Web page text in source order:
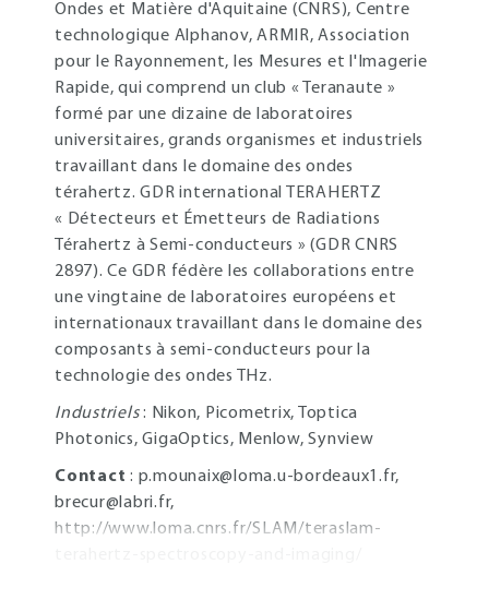
Ondes et Matière d'Aquitaine (CNRS), Centre
technologique Alphanov, ARMIR, Association
pour le Rayonnement, les Mesures et l'Imagerie
Rapide, qui comprend un club « Teranaute »
formé par une dizaine de laboratoires
universitaires, grands organismes et industriels
travaillant dans le domaine des ondes
térahertz. GDR international TERAHERTZ
« Détecteurs et Émetteurs de Radiations
Térahertz à Semi-conducteurs » (GDR CNRS
2897). Ce GDR fédère les collaborations entre
une vingtaine de laboratoires européens et
internationaux travaillant dans le domaine des
composants à semi-conducteurs pour la
technologie des ondes THz.
Industriels: Nikon, Picometrix, Toptica
Photonics, GigaOptics, Menlow, Synview
Contact : p.mounaix@loma.u-bordeaux1.fr,
brecur@labri.fr,
http://www.loma.cnrs.fr/SLAM/teraslam-